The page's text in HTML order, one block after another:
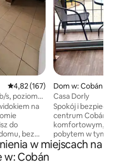
Średnia ocena: 4,82 na 5, liczba
4,82 (167)
s, poziom
na
do
bez
📍
Dom w: Cobán
Casa Dorly
Spokój i
centrum Cobán.
komfortowym,
pobytem w tym
położonym w
mieszkalnej z
w miejscach na
w: Cobán